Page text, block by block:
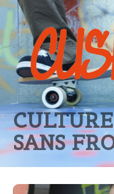
SANS